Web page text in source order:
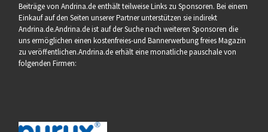
Beiträge von Andrina.de enthält teilweise Links zu Sponsoren. Bei einem
Einkauf auf den Seiten unserer Partner unterstützen sie indirekt
Andrina.de.Andrina.de ist auf der Suche nach weiteren Sponsoren die
uns ermöglichen einen kostenfreies-und Bannerwerbung freies Magazin
zu veröffentlichen.Andrina.de erhält eine monatliche pauschale von
folgenden Firmen: